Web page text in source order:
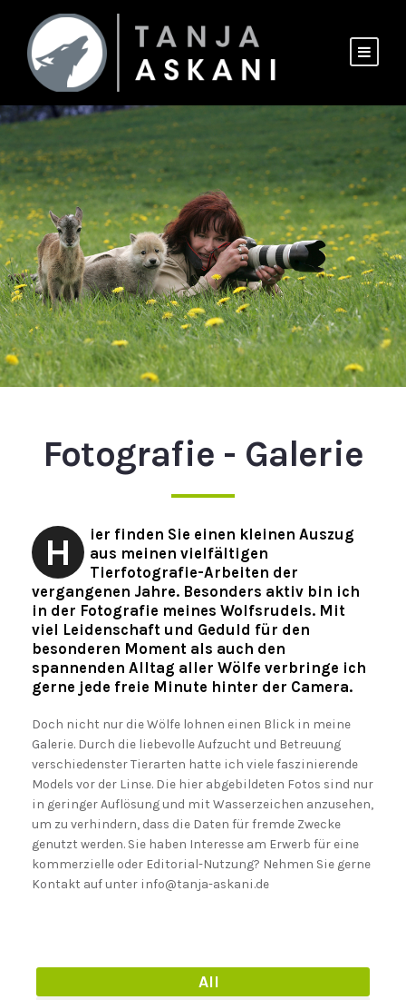
Fotografie - Galerie
H
ier finden Sie einen kleinen Auszug
aus meinen vielfältigen
Tierfotografie-Arbeiten der
vergangenen Jahre. Besonders aktiv bin ich
in der Fotografie meines Wolfsrudels. Mit
viel Leidenschaft und Geduld für den
besonderen Moment als auch den
spannenden Alltag aller Wölfe verbringe ich
gerne jede freie Minute hinter der Camera.
Doch nicht nur die Wölfe lohnen einen Blick in meine
Galerie. Durch die liebevolle Aufzucht und Betreuung
verschiedenster Tierarten hatte ich viele faszinierende
Models vor der Linse. Die hier abgebildeten Fotos sind nur
in geringer Auflösung und mit Wasserzeichen anzusehen,
um zu verhindern, dass die Daten für fremde Zwecke
genutzt werden. Sie haben Interesse am Erwerb für eine
kommerzielle oder Editorial-Nutzung? Nehmen Sie gerne
Kontakt auf unter info@tanja-askani.de
All